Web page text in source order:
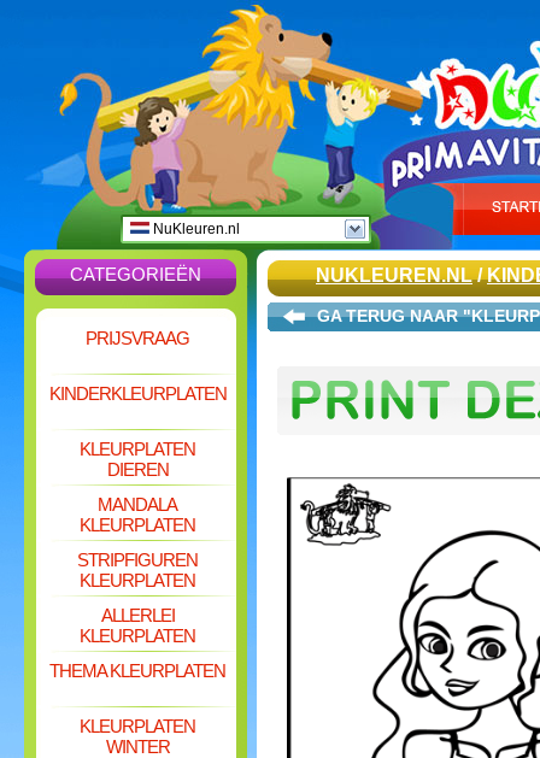
NuKleuren.nl
CATEGORIEËN
PRIJSVRAAG
KINDERKLEURPLATEN
KLEURPLATEN
DIEREN
MANDALA
KLEURPLATEN
STRIPFIGUREN
KLEURPLATEN
ALLERLEI
KLEURPLATEN
THEMA KLEURPLATEN
KLEURPLATEN
WINTER
NUKLEUREN.NL/
GA TERUG NAAR